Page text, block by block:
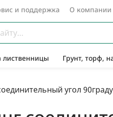
и поддержка О компании
лиственницы Грунт, торф,
угол